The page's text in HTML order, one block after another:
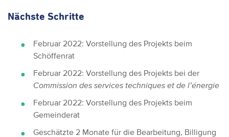
Nächste Schritte
Februar 2022: Vorstellung des Projekts beim
Schöffenrat
Februar 2022: Vorstellung des Projekts bei der
Commission des services techniques et de l’énergie
Februar 2022: Vorstellung des Projekts beim
Gemeinderat
Geschätzte 2 Monate für die Bearbeitung, Billigung